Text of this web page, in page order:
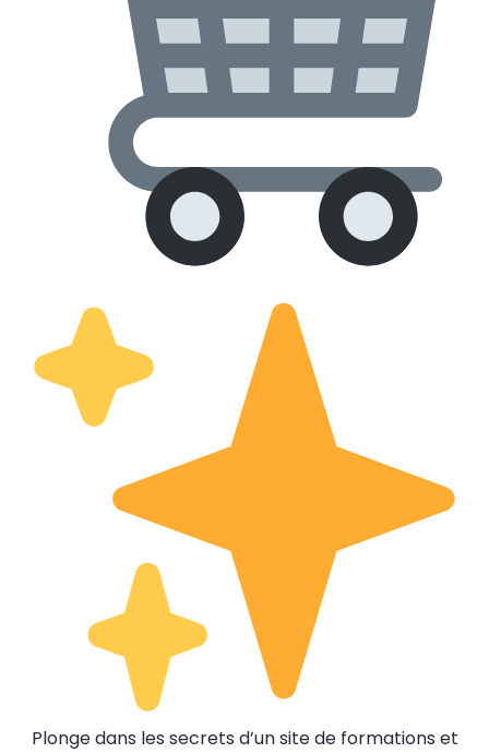
Plonge dans les secrets d’un site de formations et